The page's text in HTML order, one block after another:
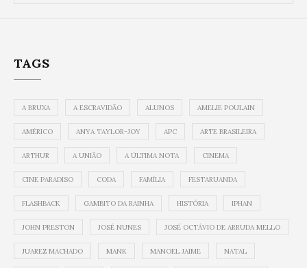
TAGS
A BRUXA A ESCRAVIDÃO ALUNOS AMELIE POULAIN
AMÉRICO ANYA TAYLOR-JOY APC ARTE BRASILEIRA
ARTHUR A UNIÃO A ÚLTIMA NOTA CINEMA
CINE PARADISO CODA FAMÍLIA FESTARUANDA
FLASHBACK GAMBITO DA RAINHA HISTÓRIA IPHAN
JOHN PRESTON JOSÉ NUNES JOSÉ OCTÁVIO DE ARRUDA MELLO
JUAREZ MACHADO MANK MANOEL JAIME NATAL